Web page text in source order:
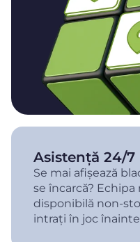
Asistență 24/7
Se mai afișează
se încarcă?
disponibilă non-
intrați în joc